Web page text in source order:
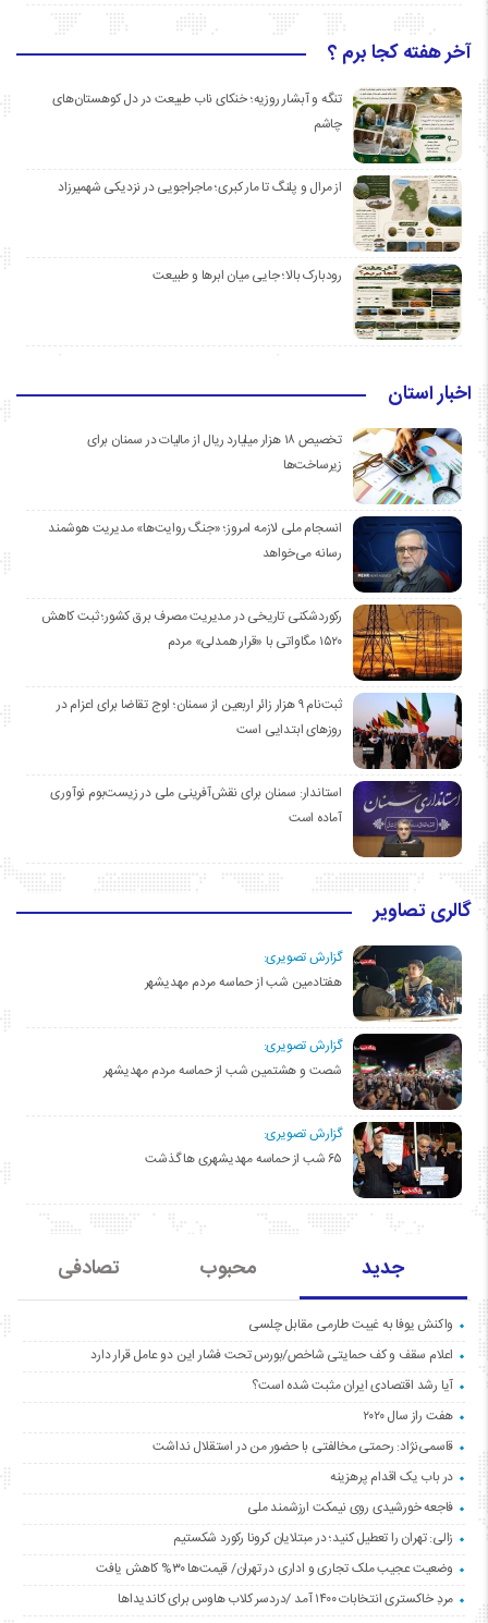
آخر هفته کجا برم ؟
تنگه و آبشار روزیه؛ خنکای ناب طبیعت در دل کوهستان‌های
چاشم
از مرال و پلنگ تا مار کبری؛ ماجراجویی در نزدیکی شهمیرزاد
رودبارک بالا؛ جایی میان ابرها و طبیعت
اخبار استان
تخصیص ۱۸ هزار میلیارد ریال از مالیات در سمنان برای
زیرساخت‌ها
انسجام ملی لازمه امروز؛ «جنگ روایت‌ها» مدیریت هوشمند
رسانه می‌خواهد
رکوردشکنی تاریخی در مدیریت مصرف برق کشور؛ ثبت کاهش
۱۵۲۰ مگاواتی با «قرار همدلی» مردم
ثبت‌نام ۹ هزار زائر اربعین از سمنان؛ اوج تقاضا برای اعزام در
روزهای ابتدایی است
استاندار: سمنان برای نقش‌آفرینی ملی در زیست‌بوم نوآوری
آماده است
گالری تصاویر
گزارش تصویری:
هفتادمین شب از حماسه مردم مهدیشهر
گزارش تصویری:
شصت و هشتمین شب از حماسه مردم مهدیشهر
گزارش تصویری:
۶۵ شب از حماسه مهدیشهری ها گذشت
جدید محبوب تصادفی
واکنش یوفا به غیبت طارمی مقابل چلسی
اعلام سقف و کف حمایتی شاخص/بورس تحت فشار این دو عامل قرار دارد
آیا رشد اقتصادی ایران مثبت شده است؟
هفت راز سال ۲۰۲۰
قاسمی‌نژاد: رحمتی مخالفتی با حضور من در استقلال نداشت
در باب یک اقدام پرهزینه
فاجعه خورشیدی روی نیمکت ارزشمند ملی
زالی: تهران را تعطیل کنید؛ در مبتلایان کرونا رکورد شکستیم
وضعیت عجیب ملک تجاری و اداری در تهران/ قیمت‌ها ۳۰% کاهش یافت
مردِ خاکستری انتخابات ۱۴۰۰ آمد /دردسر کلاب هاوس برای کاندیداها